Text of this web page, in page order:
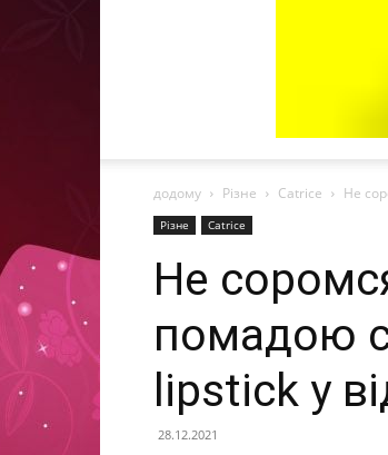
додому Різне Catrice Не
Різне Catrice
Не
помадою
lipstick у
28.12.2021